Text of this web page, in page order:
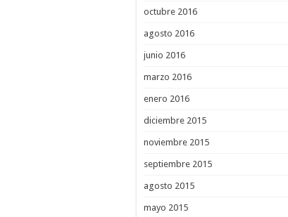
octubre 2016
agosto 2016
junio 2016
marzo 2016
enero 2016
diciembre 2015
noviembre 2015
septiembre 2015
agosto 2015
mayo 2015